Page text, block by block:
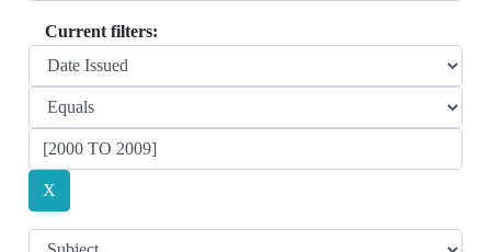
Current filters: